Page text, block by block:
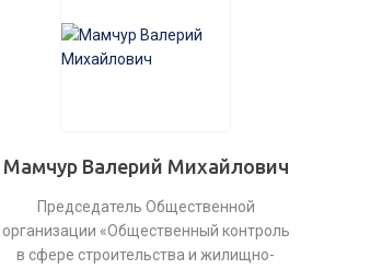
Мамчур Валерий Михайлович
Председатель Общественной
организации «Общественный контроль
в сфере строительства и жилищно-